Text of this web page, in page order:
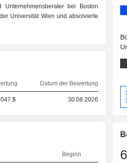
bei Boston
Universität Wien und absolvierte
Datum der Bewertung
$ 30.06.2026
Beginn